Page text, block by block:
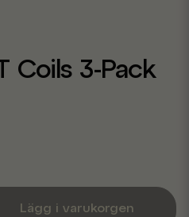
Coils 3-Pack
Lägg i varukorgen